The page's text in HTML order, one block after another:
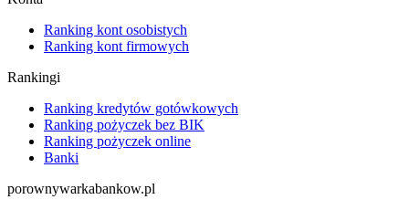
Ranking kont osobistych
Ranking kont firmowych
Rankingi
Ranking kredytów gotówkowych
Ranking pożyczek bez BIK
Ranking pożyczek online
Banki
porownywarkabankow.pl